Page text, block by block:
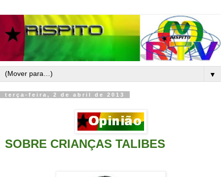
▼
terça-feira, 2 de abril de 2013
SOBRE CRIANÇAS TALIBES